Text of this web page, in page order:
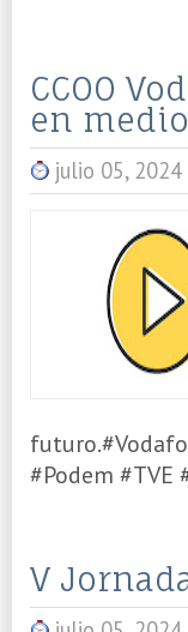
CCOO
en
julio 05, 2024
#Podem #TVE
V